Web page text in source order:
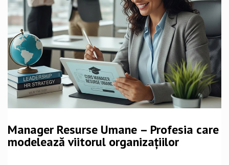
Manager Resurse Umane – Profesia care
modelează viitorul organizațiilor